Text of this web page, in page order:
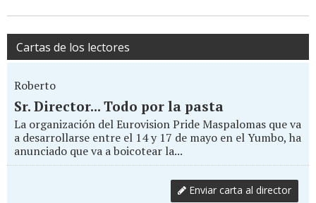
Cartas de los lectores
Roberto
Sr. Director... Todo por la pasta
La organización del Eurovision Pride Maspalomas que va
a desarrollarse entre el 14 y 17 de mayo en el Yumbo, ha
anunciado que va a boicotear la...
Enviar carta al director